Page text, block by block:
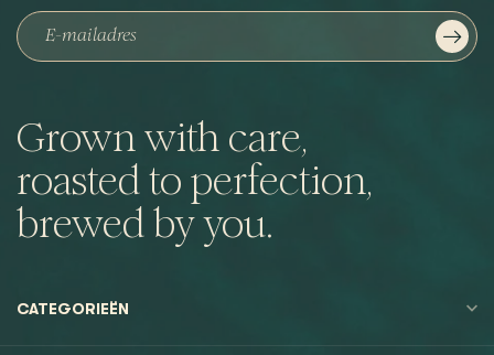
Grown with care,
roasted to perfection,
brewed by you.
CATEGORIEËN